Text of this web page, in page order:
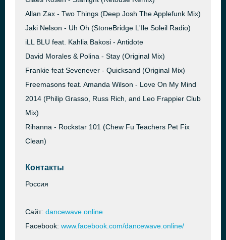
Allan Zax - Two Things (Deep Josh The Applefunk Mix)
Jaki Nelson - Uh Oh (StoneBridge L'Ile Soleil Radio)
iLL BLU feat. Kahlia Bakosi - Antidote
David Morales & Polina - Stay (Original Mix)
Frankie feat Sevenever - Quicksand (Original Mix)
Freemasons feat. Amanda Wilson - Love On My Mind
2014 (Philip Grasso, Russ Rich, and Leo Frappier Club
Mix)
Rihanna - Rockstar 101 (Chew Fu Teachers Pet Fix
Clean)
Контакты
Россия
Сайт: dancewave.online
Facebook: www.facebook.com/dancewave.online/